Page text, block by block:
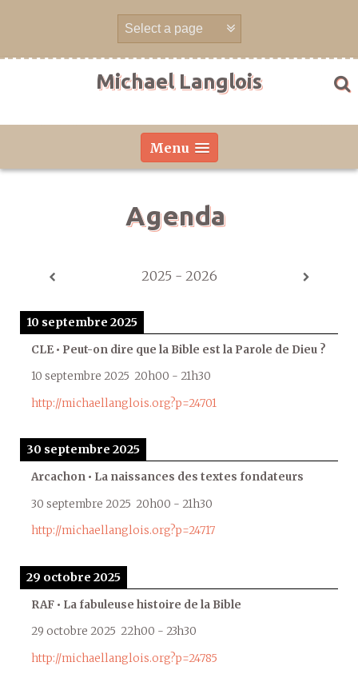
Michael Langlois
Menu
Agenda
2025 - 2026
10 septembre 2025
CLE • Peut-on dire que la Bible est la Parole de Dieu ?
10 septembre 2025 20h00 - 21h30
http://michaellanglois.org?p=24701
30 septembre 2025
Arcachon • La naissances des textes fondateurs
30 septembre 2025 20h00 - 21h30
http://michaellanglois.org?p=24717
29 octobre 2025
RAF • La fabuleuse histoire de la Bible
29 octobre 2025 22h00 - 23h30
http://michaellanglois.org?p=24785